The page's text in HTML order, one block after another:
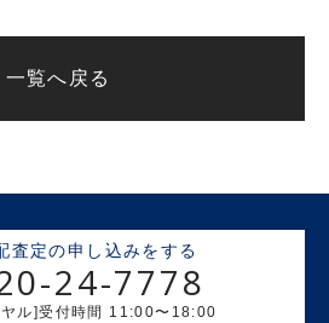
一覧へ戻る
査定の申し込みをする
24-7778
ヤル]受付時間 11:00〜18:00